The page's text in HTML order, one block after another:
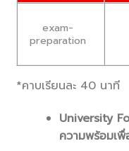
exam-
preparation
*คาบเรียนละ 40 นาที
University
ความพร้อมเ